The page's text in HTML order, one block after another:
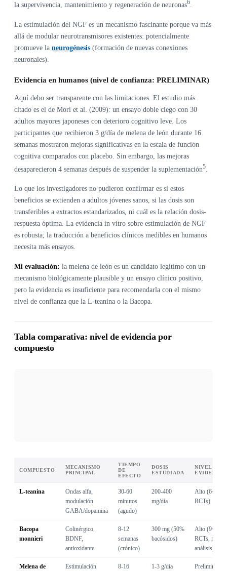
la supervivencia, mantenimiento y regeneración de neuronas6
La estimulación del NGF es un mecanismo fascinante porque va más
allá de modular neurotransmisores existentes: potencialmente
promueve la neurogénesis (formación de nuevas conexiones
neuronales).
Evidencia en humanos (nivel de confianza: PRELIMINAR)
Aquí debo ser transparente con las limitaciones. El estudio más
citado es el de Mori et al. (2009): un ensayo doble ciego con 30
adultos mayores japoneses con deterioro cognitivo leve. Los
participantes que recibieron 3 g/día de melena de león durante 16
semanas mostraron mejoras significativas en la escala de función
cognitiva comparados con placebo. Sin embargo, las mejoras
desaparecieron 4 semanas después de suspender la suplementación5
Lo que los investigadores no pudieron confirmar es si estos
beneficios se extienden a adultos jóvenes sanos, si las dosis son
transferibles a extractos estandarizados, ni cuál es la relación dosis-
respuesta óptima. La evidencia in vitro sobre estimulación de NGF
es robusta; la traducción a beneficios clínicos medibles en humanos
necesita más ensayos.
Mi evaluación: la melena de león es un candidato legítimo con un
mecanismo biológicamente plausible y un ensayo clínico positivo,
pero la evidencia es insuficiente para recomendarla con el mismo
nivel de confianza que la L-teanina o la Bacopa.
Tabla comparativa: nivel de evidencia por
compuesto
COMPUESTO
MECANISMO
PRINCIPAL
TIEMPO
DE
EFECTO
DOSIS
ESTUDIADA
NIVEL DE
EVIDENCIA
L-teanina
Ondas alfa,
modulación
GABA/dopamina
30-60
minutos
(agudo)
200-400
mg/día
Alto (6+
RCTs)
Bacopa
monnieri
Colinérgico,
BDNF,
antioxidante
8-12
semanas
(crónico)
300 mg (50%
bacósidos)
Alto (9+
RCTs, meta-
análisis)
Melena de
Estimulación
8-16
1-3 g/día
Preliminar (1